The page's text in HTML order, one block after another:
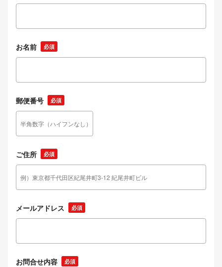
お名前 必須
郵便番号 必須
ご住所 必須
メールアドレス 必須
お問合せ内容 必須